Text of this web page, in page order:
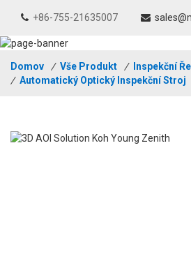
+86-755-21635007
Domov / Vše Produkt /
Inspekční
/ Automatický Optický Inspekční Stroj